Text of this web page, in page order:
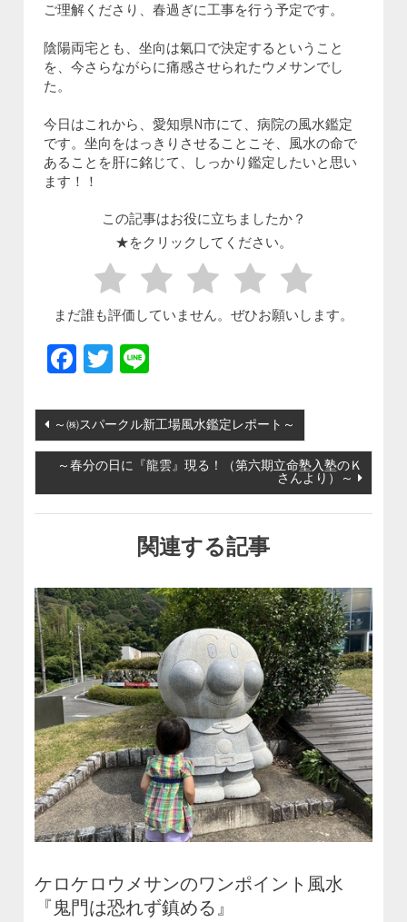
ご理解くださり、春過ぎに工事を行う予定です。
陰陽両宅とも、坐向は氣口で決定するということ
を、今さらながらに痛感させられたウメサンでし
た。
今日はこれから、愛知県N市にて、病院の風水鑑定
です。坐向をはっきりさせることこそ、風水の命で
あることを肝に銘じて、しっかり鑑定したいと思い
ます！！
この記事はお役に立ちましたか？
★をクリックしてください。
まだ誰も評価していません。ぜひお願いします。
Facebook
Twitter
投稿ナビゲーション
～㈱スパークル新工場風水鑑定レポート～
～春分の日に『龍雲』現る！（第六期立命塾入塾のＫ
さんより）～
関連する記事
ケロケロウメサンのワンポイント風水
『鬼門は恐れず鎮める』